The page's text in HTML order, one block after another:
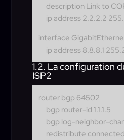
description Link to
ip address 2.2.2.2
interface
ip address 8.8.8.1
1.2. La configuration
ISP2
router bgp 64502
bgp router-id 1.1.1.5
bgp log-neighbor-
redistribute connected